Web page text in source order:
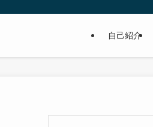
自己紹介